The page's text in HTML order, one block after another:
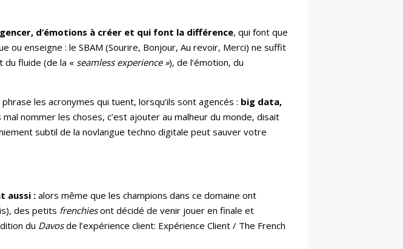
d’émotions à créer et qui font la différence, qui font que
enseigne : le SBAM (Sourire, Bonjour, Au revoir, Merci) ne suffit
du fluide (de la « seamless experience »), de l’émotion, du
les acronymes qui tuent, lorsqu’ils sont agencés : big data,
mal nommer les choses, c’est ajouter au malheur du monde, disait
subtil de la novlangue techno digitale peut sauver votre
aussi : alors même que les champions dans ce domaine ont
des petits frenchiesont décidé de venir jouer en finale et
du Davosde l’expérience client: Expérience Client / The French